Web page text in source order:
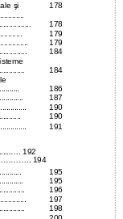
şi
178
178
179
179
184
184
186
187
190
190
191
192
194
195
195
196
197
198